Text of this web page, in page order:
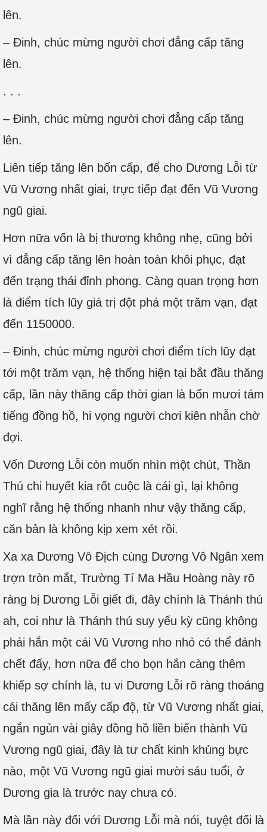
lên.
– Đinh, chúc mừng người chơi đẳng cấp tăng
lên.
. . .
– Đinh, chúc mừng người chơi đẳng cấp tăng
lên.
Liên tiếp tăng lên bốn cấp, để cho Dương Lỗi từ
Vũ Vương nhất giai, trực tiếp đạt đến Vũ Vương
ngũ giai.
Hơn nữa vốn là bị thương không nhẹ, cũng bởi
vì đẳng cấp tăng lên hoàn toàn khôi phục, đạt
đến trạng thái đỉnh phong. Càng quan trọng hơn
là điểm tích lũy giá trị đột phá một trăm vạn, đạt
đến 1150000.
– Đinh, chúc mừng người chơi điểm tích lũy đạt
tới một trăm vạn, hệ thống hiện tại bắt đầu thăng
cấp, lần này thăng cấp thời gian là bốn mươi tám
tiếng đồng hồ, hi vọng người chơi kiên nhẫn chờ
đợi.
Vốn Dương Lỗi còn muốn nhìn một chút, Thần
Thú chi huyết kia rốt cuộc là cái gì, lại không
nghĩ rằng hệ thống nhanh như vậy thăng cấp,
căn bản là không kịp xem xét rồi.
Xa xa Dương Vô Địch cùng Dương Vô Ngân xem
trợn tròn mắt, Trường Tí Ma Hầu Hoàng này rõ
ràng bị Dương Lỗi giết đi, đây chính là Thánh thú
ah, coi như là Thánh thú suy yếu kỳ cũng không
phải hắn một cái Vũ Vương nho nhỏ có thể đánh
chết đấy, hơn nữa để cho bọn hắn càng thêm
khiếp sợ chính là, tu vi Dương Lỗi rõ ràng thoáng
cái thăng lên mấy cấp độ, từ Vũ Vương nhất giai,
ngắn ngủn vài giây đồng hồ liền biến thành Vũ
Vương ngũ giai, đây là tư chất kinh khủng bực
nào, một Vũ Vương ngũ giai mười sáu tuổi, ở
Dương gia là trước nay chưa có.
Mà lần này đối với Dương Lỗi mà nói, tuyệt đối là